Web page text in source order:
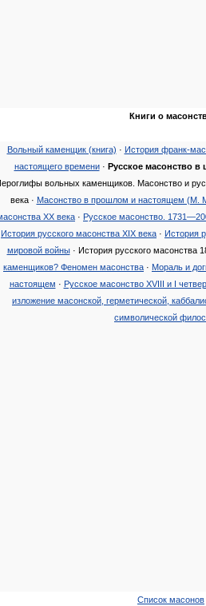
Книги о
Вольный каменщик (книга) · История франк-
настоящего времени· Русское масонство в
вольных каменщиков. Масонство и
века · Масонство в прошлом и настоящем (М.
XX века · Русское масонство.
История русского масонства XIX века · История
мировой войны· История русского масонства
каменщиков? Феномен масонства · Мораль и
настоящем · Русское масонство XVIII и I
изложение масонской, герметической,
символической
Список масонов